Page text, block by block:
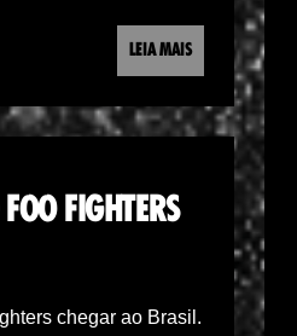
LEIA MAIS
FIGHTERS
chegar ao Brasil.